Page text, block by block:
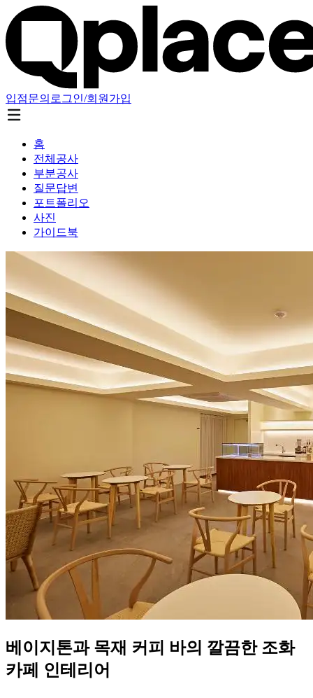
입점문의 로그인/회원가입
홈
전체공사
부분공사
질문답변
포트폴리오
사진
가이드북
베이지톤과 목재 커피 바의 깔끔한 조화
카페 인테리어